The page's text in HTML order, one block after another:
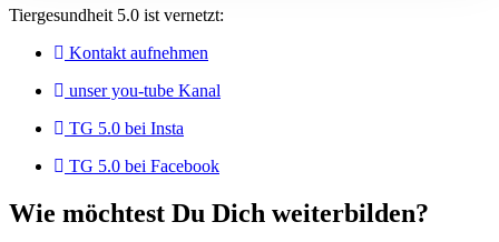
Tiergesundheit 5.0 ist vernetzt:
Kontakt aufnehmen
unser you-tube Kanal
TG 5.0 bei Insta
TG 5.0 bei Facebook
Wie möchtest Du Dich weiterbilden?